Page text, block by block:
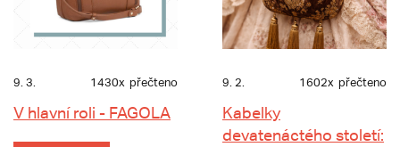
9. 3. 1430x přečteno
V hlavní roli - FAGOLA
9. 2. 1602x přečteno
Kabelky
devatenáctého století: